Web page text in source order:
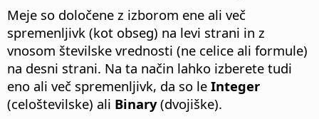
Meje so določene z izborom ene ali več
spremenljivk (kot obseg) na levi strani in z
vnosom številske vrednosti (ne celice ali formule)
na desni strani. Na ta način lahko izberete tudi
eno ali več spremenljivk, da so le Integer
(celoštevilske) ali Binary(dvojiške).